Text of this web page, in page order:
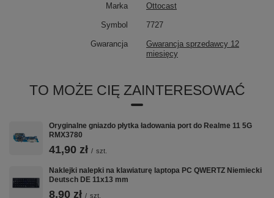
➡️ Do czego to służy?
Marka Ottocast
Symbol 7727
Gwarancja
Gwarancja sprzedawcy 12
miesięcy
TO MOŻE CIĘ ZAINTERESOWAĆ
Oryginalne gniazdo płytka ładowania port do Realme 11 5G
RMX3780
41,90 zł / szt.
Naklejki nalepki na klawiaturę laptopa PC QWERTZ Niemiecki
Deutsch DE 11x13 mm
8,90 zł / szt.